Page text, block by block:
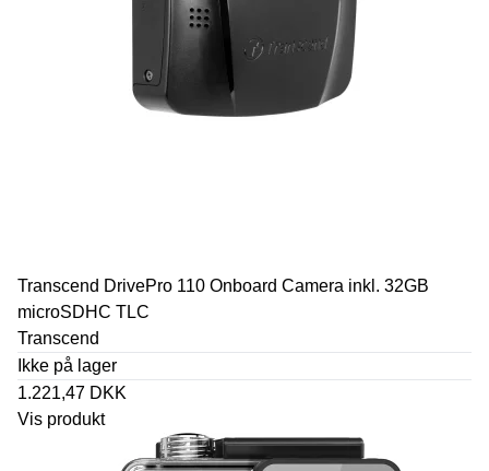
Transcend DrivePro 110 Onboard Camera inkl. 32GB
microSDHC TLC
Transcend
Ikke på lager
1.221,47 DKK
Vis produkt